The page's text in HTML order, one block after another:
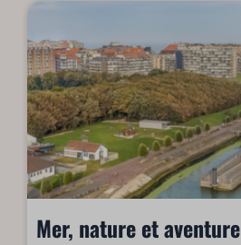
Mer, nature et aventure